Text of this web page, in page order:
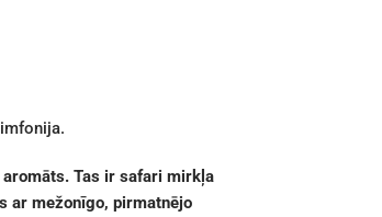
Tas ir safari mirkļa
ar mežonīgo, pirmatnējo